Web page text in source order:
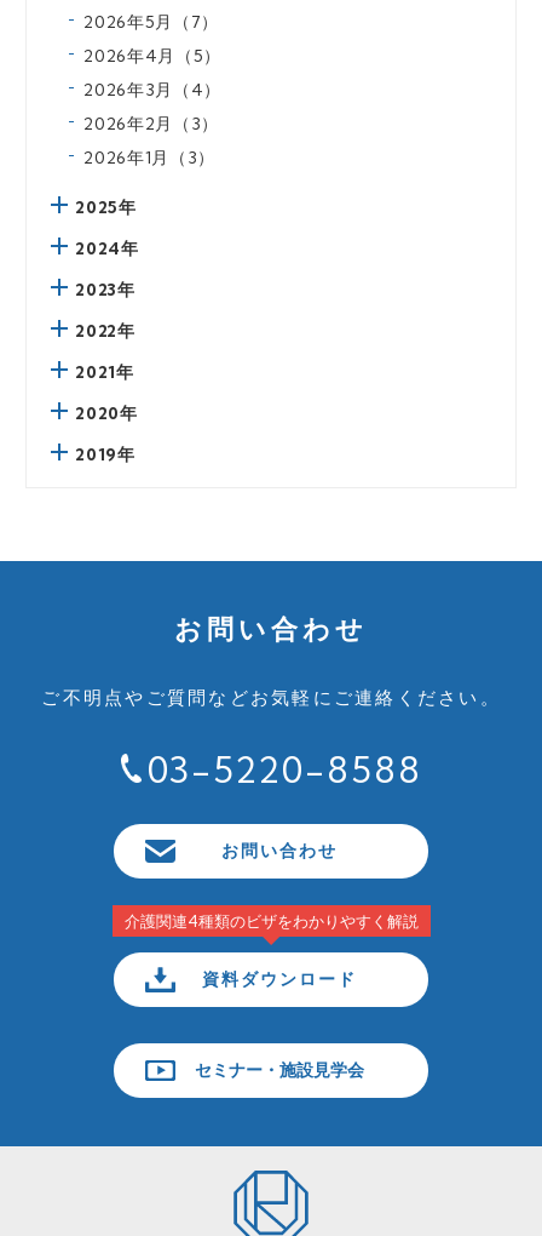
2026年5月（7）
2026年4月（5）
2026年3月（4）
2026年2月（3）
2026年1月（3）
2025年
2024年
2023年
2022年
2021年
2020年
2019年
お問い合わせ
ご不明点やご質問などお気軽にご連絡ください。
03-5220-8588
お問い合わせ
介護関連4種類のビザをわかりやすく解説
資料ダウンロード
セミナー・施設見学会